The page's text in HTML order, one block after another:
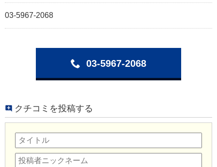
03-5967-2068
03-5967-2068
クチコミを投稿する